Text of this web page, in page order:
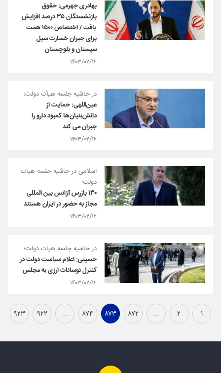
بهادری جهرمی: حقوق
بازنشستگان ۳۵ درصد افزایش
یافت / اختصاص ۱۵۰۰ همت
برای جبران خسارت سیل
سیستان و بلوچستان
۱۴۰۳/۰۲/۱۲
در حاشیه جلسه هیأت دولت؛
عین‌اللهی: حمایت از
دانش‌بنیان‌ها کمبود دارو را
جبران می کند
۱۴۰۳/۰۲/۱۲
اسلامی در حاشیه جلسه هیات
دولت:
۱۳۰ بازرس آژانس بین المللی
مجاز به حضور در ایران هستند
۱۴۰۳/۰۲/۱۲
در حاشیه جلسه هیات دولت؛
حسینی: اعلام سیاست دولت در
کنترل نوسانات ارزی به مجلس
۱۴۰۳/۰۲/۱۲
۱ ۲ ... ۸۷۲ ۸۷۳ ۸۷۴ ... ۹۲۲ ۹۲۳